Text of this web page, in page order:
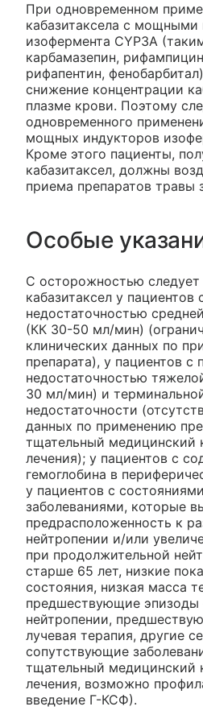
При одновременном
кабазитаксела с мощными
изофермента CYP3A
карбамазепин,
рифапентин,
снижение концентрации
плазме крови. Поэтому
одновременного
мощных индукторов
Кроме этого пациенты,
кабазитаксел, должны
приема препаратов травы
Особые
С осторожностью следует
кабазитаксел у пациентов
недостаточностью
(КК 30-50 мл/мин)
клинических данных по
препарата), у пациентов с
недостаточностью
30 мл/мин) и
недостаточности
данных по применению
тщательный медицинский
лечения); у пациентов с
гемоглобина в
у пациентов с
заболеваниями, которые
предрасположенность к
нейтропении и/или
при продолжительной
старше 65 лет, низкие
состояния, низкая масса
предшествующие эпизоды
нейтропении,
лучевая терапия, другие
сопутствующие
тщательный медицинский
лечения, возможно
введение Г-КСФ).